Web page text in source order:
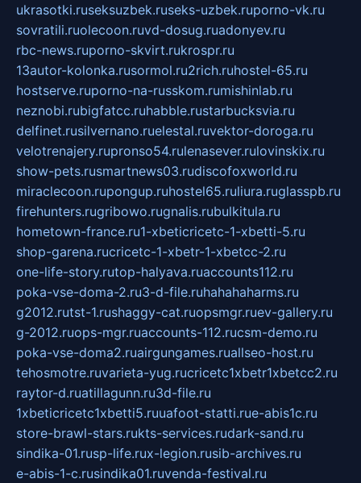
ukrasotki.ruseksuzbek.ruseks-uzbek.ruporno-vk.ru
sovratili.ruolecoon.ruvd-dosug.ruadonyev.ru
rbc-news.ruporno-skvirt.rukrospr.ru
13autor-kolonka.rusormol.ru2rich.ruhostel-65.ru
hostserve.ruporno-na-russkom.rumishinlab.ru
neznobi.rubigfatcc.ruhabble.rustarbucksvia.ru
delfinet.rusilvernano.ruelestal.ruvektor-doroga.ru
velotrenajery.rupronso54.rulenasever.rulovinskix.ru
show-pets.rusmartnews03.rudiscofoxworld.ru
miraclecoon.rupongup.ruhostel65.ruliura.ruglasspb.ru
firehunters.rugribowo.rugnalis.rubulkitula.ru
hometown-france.ru1-xbeticricetc-1-xbetti-5.ru
shop-garena.rucricetc-1-xbetr-1-xbetcc-2.ru
one-life-story.rutop-halyava.ruaccounts112.ru
poka-vse-doma-2.ru3-d-file.ruhahahaharms.ru
g2012.rutst-1.rushaggy-cat.ruopsmgr.ruev-gallery.ru
g-2012.ruops-mgr.ruaccounts-112.rucsm-demo.ru
poka-vse-doma2.ruairgungames.ruallseo-host.ru
tehosmotre.ruvarieta-yug.rucricetc1xbetr1xbetcc2.ru
raytor-d.ruatillagunn.ru3d-file.ru
1xbeticricetc1xbetti5.ruuafoot-statti.rue-abis1c.ru
store-brawl-stars.rukts-services.rudark-sand.ru
sindika-01.rusp-life.rux-legion.rusib-archives.ru
e-abis-1-c.rusindika01.ruvenda-festival.ru